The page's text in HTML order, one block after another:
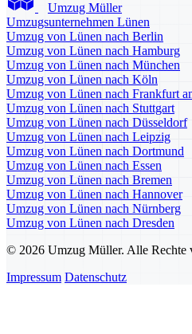
Umzug Müller
Umzugsunternehmen Lünen
Umzug von Lünen nach Berlin
Umzug von Lünen nach Hamburg
Umzug von Lünen nach München
Umzug von Lünen nach Köln
Umzug von Lünen nach Frankfurt
Umzug von Lünen nach Stuttgart
Umzug von Lünen nach Düsseldorf
Umzug von Lünen nach Leipzig
Umzug von Lünen nach Dortmund
Umzug von Lünen nach Essen
Umzug von Lünen nach Bremen
Umzug von Lünen nach Hannover
Umzug von Lünen nach Nürnberg
Umzug von Lünen nach Dresden
© 2026 Umzug Müller. Alle Rechte
Impressum Datenschutz